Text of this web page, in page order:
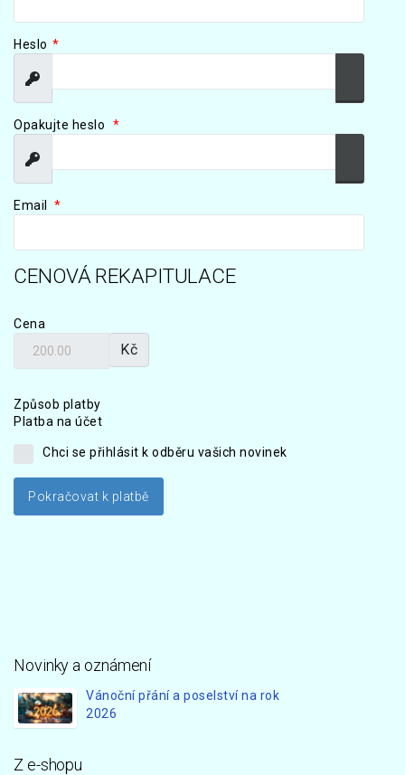
Heslo *
Zobrazit
Opakujte heslo *
Zobrazit
Email *
CENOVÁ REKAPITULACE
Cena
Kč
Způsob platby
Platba na účet
Chci se přihlásit k odběru vašich novinek
Novinky a oznámení
Vánoční přání a poselství na rok
2026
Z e-shopu